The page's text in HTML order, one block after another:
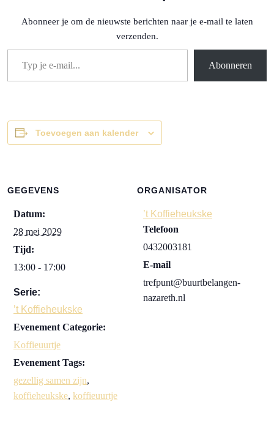
Abonneer je om de nieuwste berichten naar je e-mail te laten
verzenden.
Typ je e-mail...
Abonneren
Toevoegen aan kalender
GEGEVENS
Datum:
28 mei 2029
Tijd:
13:00 - 17:00
Serie:
’t Koffieheukske
Evenement Categorie:
Koffieuurtje
Evenement Tags:
gezellig samen zijn,
koffieheukske, koffieuurtje
ORGANISATOR
’t Koffieheukske
Telefoon
0432003181
E-mail
trefpunt@buurtbelangen-
nazareth.nl